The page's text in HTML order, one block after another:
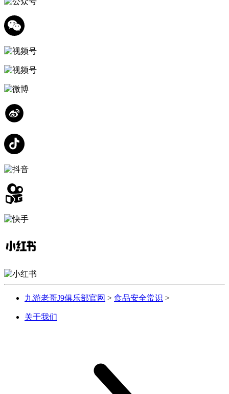
九游老哥J9俱乐部官网 > 食品安全常识 >
关于我们